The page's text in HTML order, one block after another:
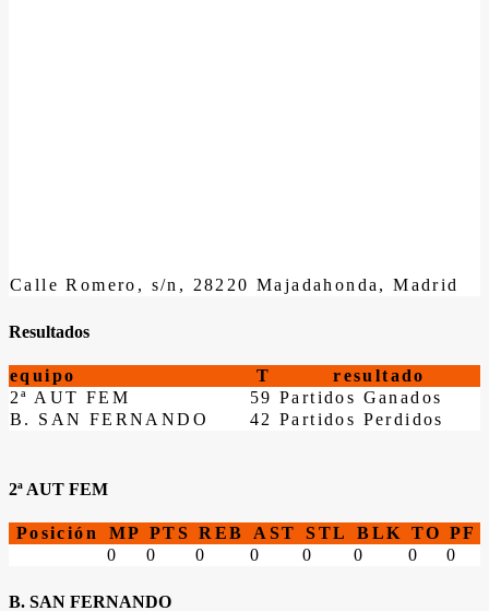
Calle Romero, s/n, 28220 Majadahonda, Madrid
Resultados
equipo T
resultado
2ª AUT FEM
59 Partidos Ganados
B. SAN FERNANDO
42 Partidos Perdidos
2ª AUT FEM
Posición MP PTS REB AST STL BLK TO PF
0
0 0 0 0 0 0 0
B. SAN FERNANDO